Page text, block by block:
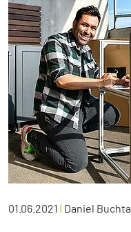
01.06.2021 | Daniel Buchta